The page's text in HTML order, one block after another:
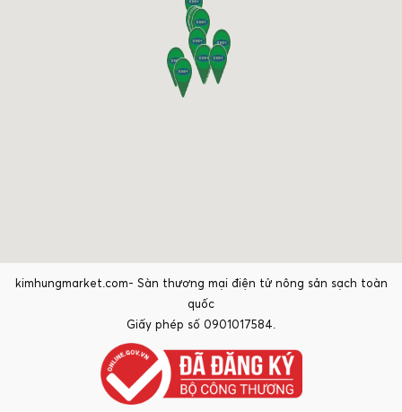
kimhungmarket.com- Sàn thương mại điện tử nông sản sạch toàn
quốc
Giấy phép số 0901017584.